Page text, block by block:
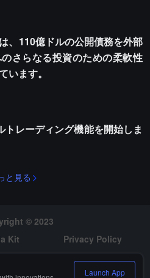
、110億ドルの公開債務を外部
さらなる投資のための柔軟性
います。
レーディング機能を開始しま
と見る
© 2023
Kit
Privacy Policy
Launch App